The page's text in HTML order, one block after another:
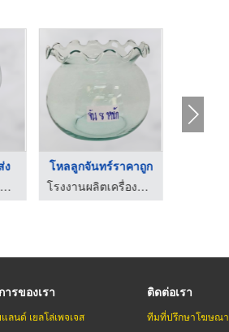
ง
โรงงานผลิตเครื่องแก้วรีไซเคิล - อุตสาหกรรมแก้วนครหลวง
โหลลูกจันทร์ราคาถูก
โรงงานผลิตเครื่องแก้วรีไซเคิล - อุตสาหกรรมแก้วนครหลวง
ารของเรา
ลนด์ เยลโล่เพจเจส
ติดต่อเรา
ทีมที่ปรึกษาโฆษณา